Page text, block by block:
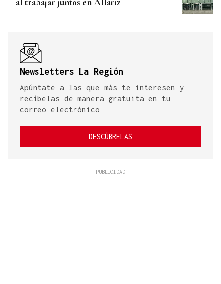
Newsletters La Región
Apúntate a las que más te interesen y
recíbelas de manera gratuita en tu
correo electrónico
DESCÚBRELAS